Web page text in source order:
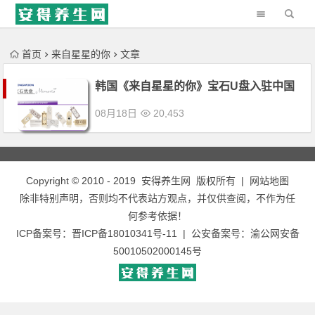
'); })();
首页 来自星星的你 文章
韩国《来自星星的你》宝石U盘入驻中国
08月18日 20,453
Copyright © 2010 - 2019 安得养生网 版权所有 |
网站地图
除非特别声明，否则均不代表站方观点，并仅供查阅，不作为任
何参考依据！
ICP备案号： 晋ICP备18010341号-11 | 公安备案号： 渝公网安备
50010502000145号